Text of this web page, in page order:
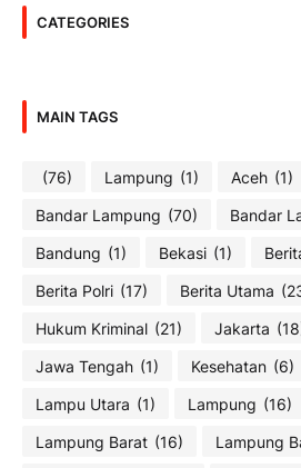
CATEGORIES
MAIN TAGS
(76) Lampung (1) Aceh (1)
Bandar Lampung (70) Bandar
Bandung (1) Bekasi (1)
Berita Polri (17) Berita Utama
Hukum Kriminal (21) Jakarta
Jawa Tengah (1) Kesehatan (6)
Lampu Utara (1) Lampung (16)
Lampung Barat (16) Lampung